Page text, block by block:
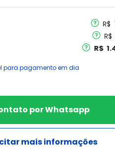
R$
R$
para pagamento em dia
por Whatsapp
mais informações